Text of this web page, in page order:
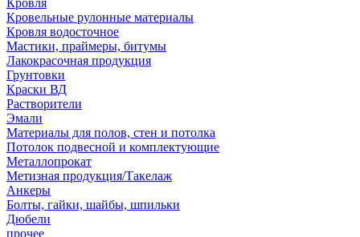
Кровля
Кровельные рулонные материалы
Кровля водосточное
Мастики, праймеры, битумы
Лакокрасочная продукция
Грунтовки
Краски ВД
Растворители
Эмали
Материалы для полов, стен и потолка
Потолок подвесной и комплектующие
Металлопрокат
Метизная продукция/Такелаж
Анкеры
Болты, гайки, шайбы, шпильки
Дюбели
прочее